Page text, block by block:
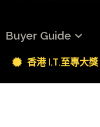
Buyer Guide
香港 I.T.至專大獎